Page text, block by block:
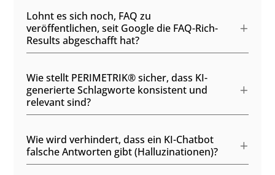
Lohnt es sich noch, FAQ zu
veröffentlichen, seit Google die FAQ-Rich-
Results abgeschafft hat?
Wie stellt PERIMETRIK® sicher, dass KI-
generierte Schlagworte konsistent und
relevant sind?
Wie wird verhindert, dass ein KI-Chatbot
falsche Antworten gibt (Halluzinationen)?